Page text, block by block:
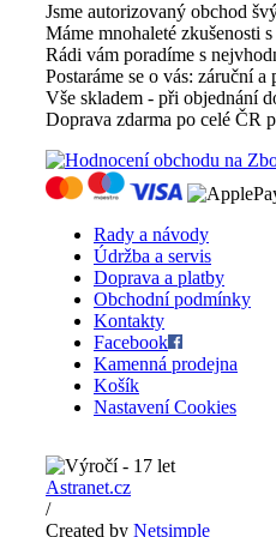
Jsme autorizovaný obchod
Máme mnohaleté zkušenosti
Rádi vám poradíme s
Postaráme se o vás: záruční
Vše skladem - při objednání
Doprava zdarma po celé ČR
Rady a návody
Údržba a servis
Doprava a platby
Obchodní podmínky
Kontakty
Facebook
Kamenná prodejna
Košík
Nastavení Cookies
Astranet.cz
/
Created by Netsimple